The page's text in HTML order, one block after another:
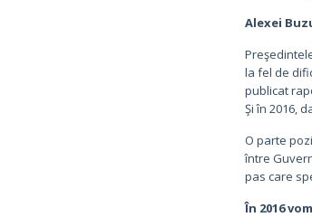
Alexei
la fel de
publicat
Şi în 2016,
O parte
între
pas care
În 2016